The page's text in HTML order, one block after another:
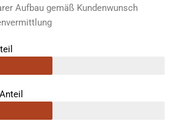
Aufbau gemäß Kundenwunsch